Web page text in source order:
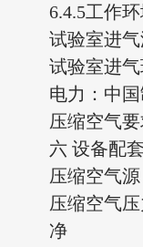
6.4.5工作
试验室进
试验室进
电力：中
压缩空气
六 设备配
压缩空气源
压缩空气
净